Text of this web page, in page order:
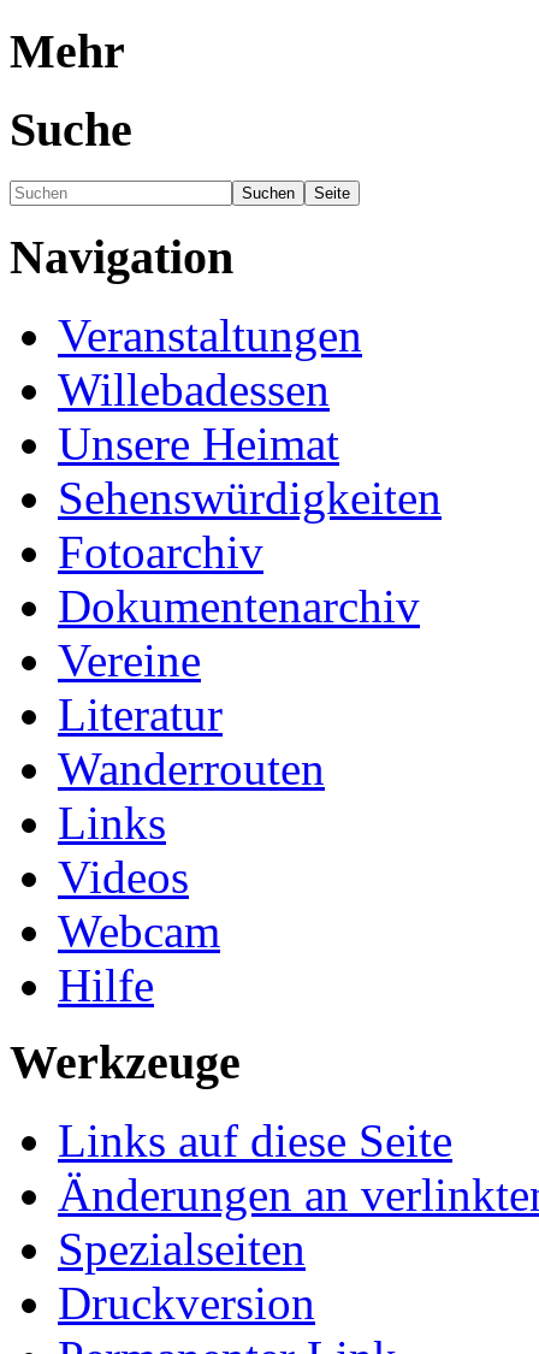
Mehr
Suche
Navigation
Veranstaltungen
Willebadessen
Unsere Heimat
Sehenswürdigkeiten
Fotoarchiv
Dokumentenarchiv
Vereine
Literatur
Wanderrouten
Links
Videos
Webcam
Hilfe
Werkzeuge
Links auf diese Seite
Änderungen an
Spezialseiten
Druckversion